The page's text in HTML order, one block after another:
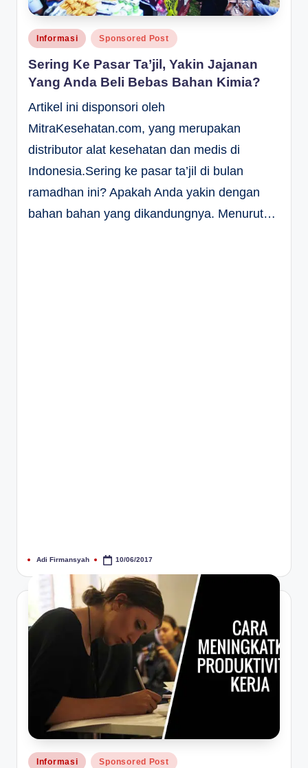
Posted
in
Informasi Sponsored Post
Sering Ke Pasar Ta’jil, Yakin Jajanan
Yang Anda Beli Bebas Bahan Kimia?
Artikel ini disponsori oleh
MitraKesehatan.com, yang merupakan
distributor alat kesehatan dan medis di
Indonesia.Sering ke pasar ta’jil di bulan
ramadhan ini? Apakah Anda yakin dengan
bahan bahan yang dikandungnya. Menurut…
Posted
Adi Firmansyah 10/06/2017
Posted
Informasi Sponsored Post